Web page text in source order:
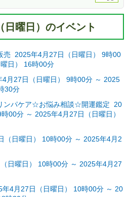
日曜日）のイベント
売 2025年4月27日（日曜日） 9時00
日） 16時00分
月27日（日曜日） 9時00分 ～ 2025
30分
ンパケア☆お悩み相談☆開運鑑定 20
00分 ～ 2025年4月27日（日曜日）
日曜日） 10時00分 ～ 2025年4月2
日曜日） 10時00分 ～ 2025年4月27
4月27日（日曜日） 10時00分 ～ 20